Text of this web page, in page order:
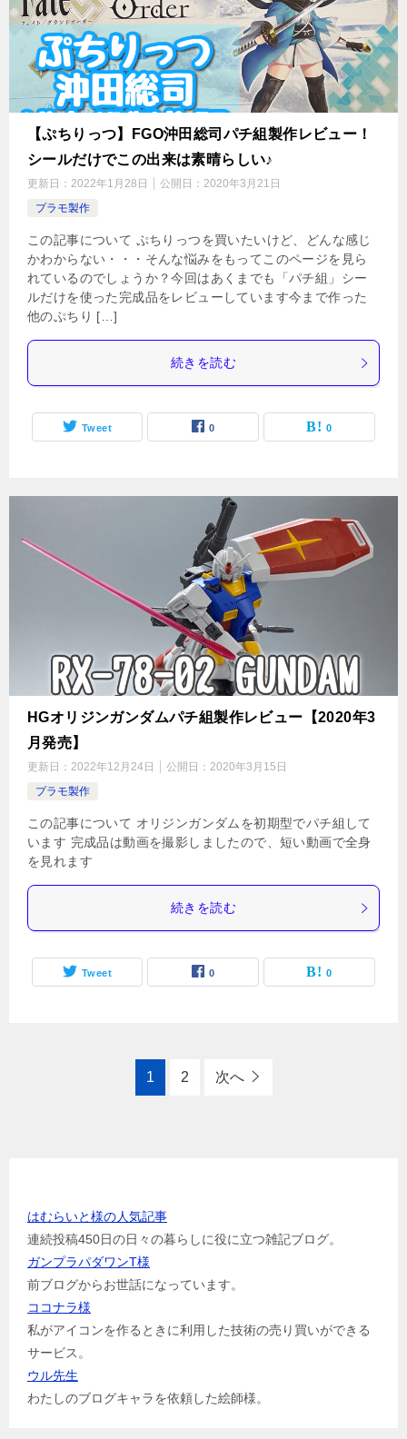
【ぷちりっつ】FGO沖田総司パチ組製作レビュー！
シールだけでこの出来は素晴らしい♪
更新日： 2022年1月28日 公開日： 2020年3月21日
プラモ製作
この記事について ぷちりっつを買いたいけど、どんな感じ
かわからない・・・そんな悩みをもってこのページを見ら
れているのでしょうか？今回はあくまでも「パチ組」シー
ルだけを使った完成品をレビューしています今まで作った
他のぷちり […]
続きを読む
Tweet 0 0
HGオリジンガンダムパチ組製作レビュー【2020年3
月発売】
更新日： 2022年12月24日 公開日： 2020年3月15日
プラモ製作
この記事について オリジンガンダムを初期型でパチ組して
います 完成品は動画を撮影しましたので、短い動画で全身
を見れます
続きを読む
Tweet 0 0
1 2 次へ
はむらいと様の人気記事
連続投稿450日の日々の暮らしに役に立つ雑記ブログ。
ガンプラパダワンT様
前ブログからお世話になっています。
ココナラ様
私がアイコンを作るときに利用した技術の売り買いができる
サービス。
ウル先生
わたしのブログキャラを依頼した絵師様。